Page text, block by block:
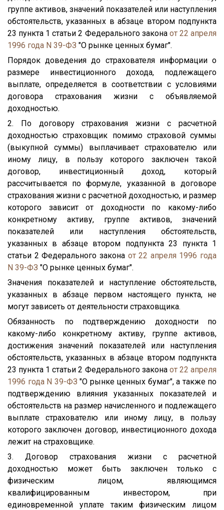
группе активов, значений показателей или наступления
обстоятельств, указанных в абзаце втором подпункта
23 пункта 1 статьи 2 Федерального закона от 22 апреля
1996 года N 39-ФЗ "О рынке ценных бумаг".
Порядок доведения до страхователя информации о
размере инвестиционного дохода, подлежащего
выплате, определяется в соответствии с условиями
договора страхования жизни с объявляемой
доходностью.
2. По договору страхования жизни с расчетной
доходностью страховщик помимо страховой суммы
(выкупной суммы) выплачивает страхователю или
иному лицу, в пользу которого заключен такой
договор, инвестиционный доход, который
рассчитывается по формуле, указанной в договоре
страхования жизни с расчетной доходностью, и размер
которого зависит от доходности по какому-либо
конкретному активу, группе активов, значений
показателей или наступления обстоятельств,
указанных в абзаце втором подпункта 23 пункта 1
статьи 2 Федерального закона от 22 апреля 1996 года
N 39-ФЗ "О рынке ценных бумаг".
Значения показателей и наступление обстоятельств,
указанных в абзаце первом настоящего пункта, не
могут зависеть от деятельности страховщика.
Обязанность по подтверждению доходности по
какому-либо конкретному активу, группе активов,
достижения значений показателей или наступления
обстоятельств, указанных в абзаце втором подпункта
23 пункта 1 статьи 2 Федерального закона от 22 апреля
1996 года N 39-ФЗ "О рынке ценных бумаг", а также по
подтверждению влияния указанных показателей и
обстоятельств на размер начисленного и подлежащего
выплате страхователю или иному лицу, в пользу
которого заключен договор, инвестиционного дохода
лежит на страховщике.
3. Договор страхования жизни с расчетной
доходностью может быть заключен только с
физическим лицом, являющимся
квалифицированным инвестором, при
единовременной уплате таким физическим лицом